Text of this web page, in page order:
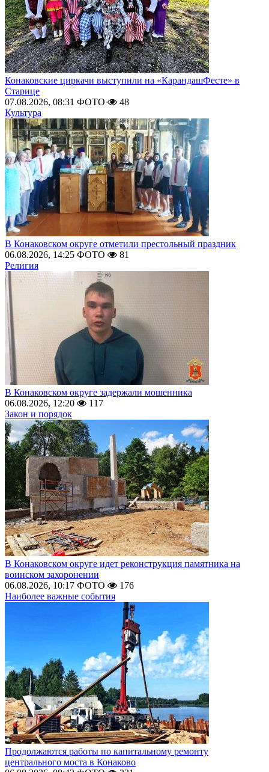
Конаковские циркачи выступили на «КарандашФесте» в
Старице
07.08.2026, 08:31 ФОТО
48
Культура
В Конаковском округе отметили престольный праздник
06.08.2026, 14:25 ФОТО
81
Религия
В Конаковском округе задержали мошенника
06.08.2026, 12:20
117
Закон и порядок
В Конаковском округе идет реконструкция памятника на
воинском захоронении
06.08.2026, 10:17 ФОТО
176
Наиболее важные события
Продолжаются работы по капитальному ремонту
центрального моста в Конаково